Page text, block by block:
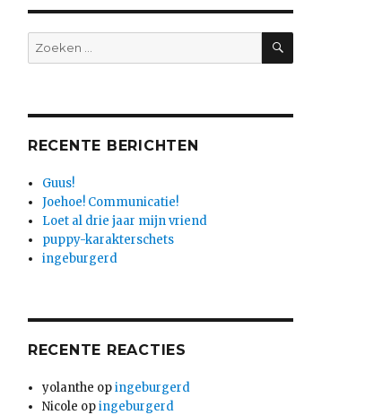
Zoeken
naar:
ZOEKEN
RECENTE BERICHTEN
Guus!
Joehoe! Communicatie!
Loet al drie jaar mijn vriend
puppy-karakterschets
ingeburgerd
RECENTE REACTIES
yolanthe opingeburgerd
Nicole opingeburgerd